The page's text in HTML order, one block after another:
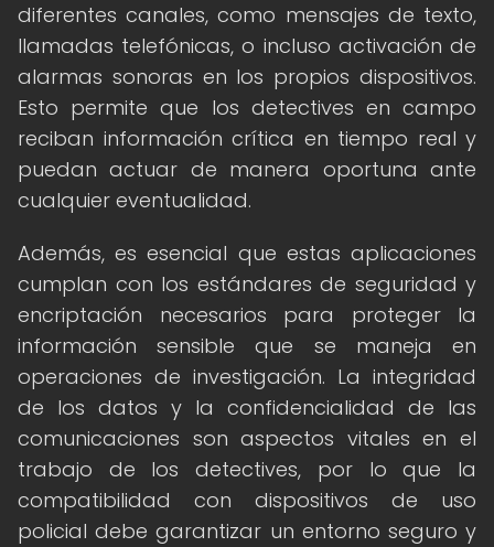
diferentes canales, como mensajes de texto,
llamadas telefónicas, o incluso activación de
alarmas sonoras en los propios dispositivos.
Esto permite que los detectives en campo
reciban información crítica en tiempo real y
puedan actuar de manera oportuna ante
cualquier eventualidad.
Además, es esencial que estas aplicaciones
cumplan con los estándares de seguridad y
encriptación necesarios para proteger la
información sensible que se maneja en
operaciones de investigación. La integridad
de los datos y la confidencialidad de las
comunicaciones son aspectos vitales en el
trabajo de los detectives, por lo que la
compatibilidad con dispositivos de uso
policial debe garantizar un entorno seguro y